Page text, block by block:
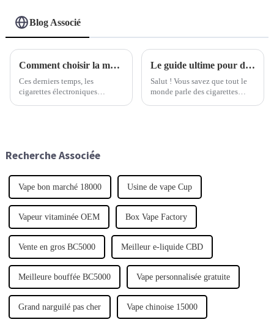
Blog Associé
Comment choisir la meilleure cigarette électronique jetable pour votre expérience de vapotage
Ces derniers temps, les
cigarettes électroniques
Le guide ultime pour découvrir les meilleures cigarettes électroniques pour les acheteurs du monde entier
Salut ! Vous savez que tout le
monde parle des cigarettes
Recherche Associée
Vape bon marché 18000 Usine de vape Cup
Vapeur vitaminée OEM Box Vape Factory
Vente en gros BC5000 Meilleur e-liquide CBD
Meilleure bouffée BC5000 Vape personnalisée gratuite
Grand narguilé pas cher Vape chinoise 15000